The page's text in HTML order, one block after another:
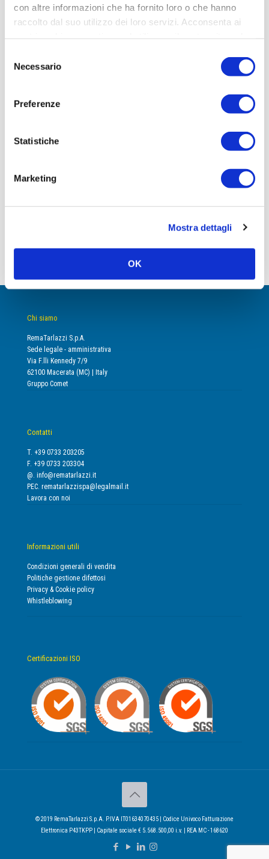
con altre informazioni che ha fornito loro o che hanno
raccolto dal suo utilizzo dei loro servizi. Acconsenta ai
delNecessario
Preferenze
Statistiche
Marketing
Mostra dettagli
OK
termoli terni
Viterbo
Punto Vendita di Porto d’Ascoli
Leggi articolo
Chi siamo
RemaTarlazzi S.p.A.
Sede legale - amministrativa
Via F.lli Kennedy 7/9
62100 Macerata (MC) | Italy
Gruppo Comet
Contatti
T. +39 0733 203205
F. +39 0733 203304
@. info@rematarlazzi.it
PEC. rematarlazzispa@legalmail.it
Lavora con noi
Informazioni utili
Condizioni generali di vendita
Politiche gestione difettosi
Privacy & Cookie policy
Whistleblowing
Certificazioni ISO
© 2019 RemaTarlazzi S.p.A. P.IVA IT01634070435 | Codice Univoco Fatturazione
Elettronica P43TKPP | Capitale sociale € 5.568.500,00 i.v. | REA MC - 168620